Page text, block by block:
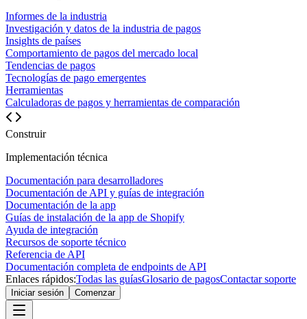
Informes de la industria
Investigación y datos de la industria de pagos
Insights de países
Comportamiento de pagos del mercado local
Tendencias de pagos
Tecnologías de pago emergentes
Herramientas
Calculadoras de pagos y herramientas de comparación
Construir
Implementación técnica
Documentación para desarrolladores
Documentación de API y guías de integración
Documentación de la app
Guías de instalación de la app de Shopify
Ayuda de integración
Recursos de soporte técnico
Referencia de API
Documentación completa de endpoints de API
Enlaces rápidos:Todas las guíasGlosario de pagosContactar soporte
Iniciar sesión Comenzar